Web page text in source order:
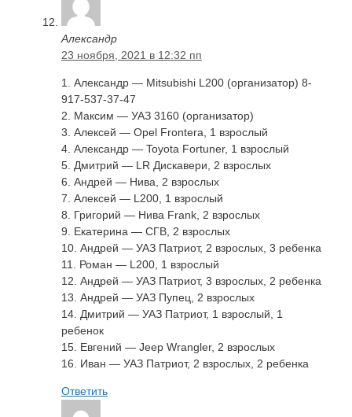
Александр
23 ноября, 2021 в 12:32 пп
1. Александр — Mitsubishi L200 (организатор) 8-
917-537-37-47
2. Максим — УАЗ 3160 (организатор)
3. Алексей — Opel Frontera, 1 взрослый
4. Александр — Toyota Fortuner, 1 взрослый
5. Дмитрий — LR Дискавери, 2 взрослых
6. Андрей — Нива, 2 взрослых
7. Алексей — L200, 1 взрослый
8. Григорий — Нива Frank, 2 взрослых
9. Екатерина — CГВ, 2 взрослых
10. Андрей — УАЗ Патриот, 2 взрослых, 3 ребенка
11. Роман — L200, 1 взрослый
12. Андрей — УАЗ Патриот, 3 взрослых, 2 ребенка
13. Андрей — УАЗ Пупец, 2 взрослых
14. Дмитрий — УАЗ Патриот, 1 взрослый, 1
ребенок
15. Евгений — Jeep Wrangler, 2 взрослых
16. Иван — УАЗ Патриот, 2 взрослых, 2 ребенка
Ответить